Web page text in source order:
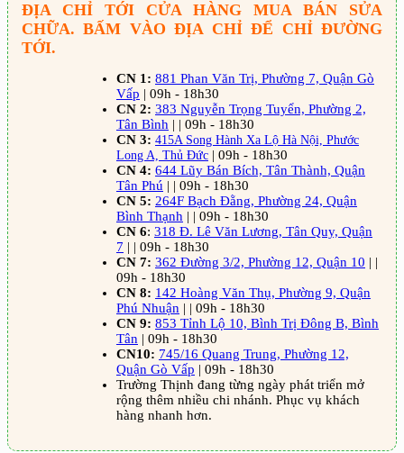
ĐỊA CHỈ TỚI CỬA HÀNG MUA BÁN SỬA
CHỮA. BẤM VÀO ĐỊA CHỈ ĐỂ CHỈ ĐƯỜNG
TỚI.
CN 1: 881 Phan Văn Trị, Phường 7, Quận Gò
Vấp | 09h - 18h30
CN 2: 383 Nguyễn Trọng Tuyển, Phường 2,
Tân Bình | | 09h - 18h30
CN 3: 415A Song Hành Xa Lộ Hà Nội, Phước
Long A, Thủ Đức | 09h - 18h30
CN 4: 644 Lũy Bán Bích, Tân Thành, Quận
Tân Phú | | 09h - 18h30
CN 5: 264F Bạch Đằng, Phường 24, Quận
Bình Thạnh | | 09h - 18h30
CN 6: 318 Đ. Lê Văn Lương, Tân Quy, Quận
7 | | 09h - 18h30
CN 7: 362 Đường 3/2, Phường 12, Quận 10 | |
09h - 18h30
CN 8: 142 Hoàng Văn Thụ, Phường 9, Quận
Phú Nhuận | | 09h - 18h30
CN 9: 853 Tỉnh Lộ 10, Bình Trị Đông B, Bình
Tân | 09h - 18h30
CN10: 745/16 Quang Trung, Phường 12,
Quận Gò Vấp | 09h - 18h30
Trường Thịnh đang từng ngày phát triển mở
rộng thêm nhiều chi nhánh. Phục vụ khách
hàng nhanh hơn.